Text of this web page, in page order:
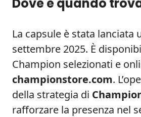
La capsule è stata lanciata
settembre 2025. È
Champion selezionati e
championstore.com.
della strategia di
rafforzare la presenza nel